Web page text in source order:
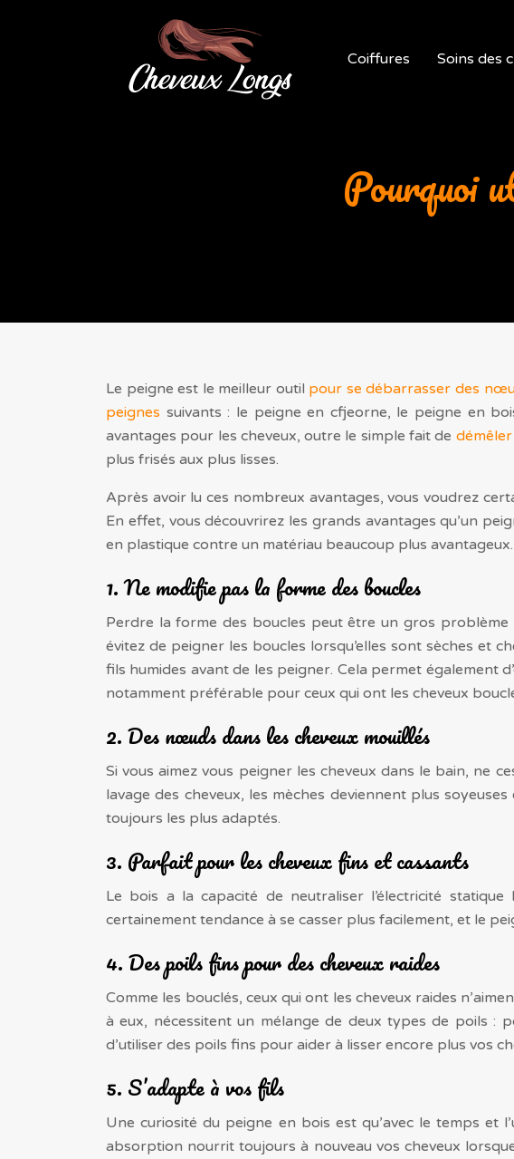
Coiffures Soins des
Pourquoi
Le peigne est le meilleur outil pour se débarrasser des
peignes suivants : le peigne en cfjeorne, le peigne en
avantages pour les cheveux, outre le simple fait de
plus frisés aux plus lisses.
Après avoir lu ces nombreux avantages, vous voudrez
En effet, vous découvrirez les grands avantages qu’un
en plastique contre un matériau beaucoup plus avantageux.
1. Ne modifie pas la forme des boucles
Perdre la forme des boucles peut être un gros
évitez de peigner les boucles lorsqu’elles sont sèches et
fils humides avant de les peigner. Cela permet également
notamment préférable pour ceux qui ont les cheveux
2. Des nœuds dans les cheveux mouillés
Si vous aimez vous peigner les cheveux dans le bain, ne
lavage des cheveux, les mèches deviennent plus
toujours les plus adaptés.
3. Parfait pour les cheveux fins et cassants
Le bois a la capacité de neutraliser l’électricité
certainement tendance à se casser plus facilement, et le
4. Des poils fins pour des cheveux raides
Comme les bouclés, ceux qui ont les cheveux raides
à eux, nécessitent un mélange de deux types de poils :
d’utiliser des poils fins pour aider à lisser encore plus vos
5. S’adapte à vos fils
Une curiosité du peigne en bois est qu’avec le temps et
absorption nourrit toujours à nouveau vos cheveux